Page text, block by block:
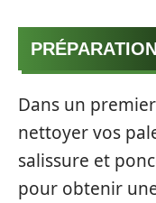
Dans un
nettoyer vos
salissure et
pour obtenir